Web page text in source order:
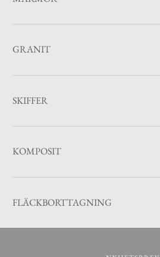
GRANIT
SKIFFER
KOMPOSIT
FLÄCKBORTTAGNING